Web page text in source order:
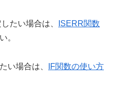
たい場合は、
ISERR関数
。
い場合は、
IF関数の使い方